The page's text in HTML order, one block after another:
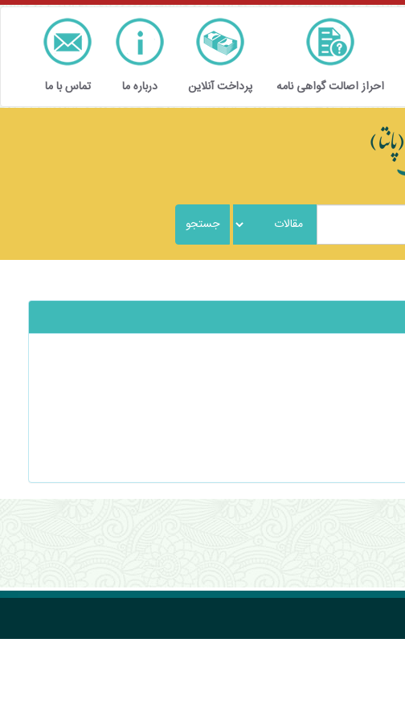
احراز اصالت گواهی نامه پرداخت آنلاین درباره ما تماس با ما